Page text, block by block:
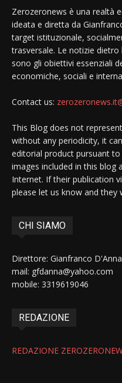
Zerozeronews è una realtà
ideata e diretta da
target istituzionale,
trasversale. Le notizie
sono gli obiettivi essenziali
economiche, sociali e
Contact us:
This Blog does not
without any periodicity, it
editorial product pursuant
images included in this blog
Internet. If their publication
please let us know and
CHI SIAMO
Direttore: Gianfranco D'Anna
mail: gfdanna@yahoo.com
mobile: 3319619046
REDAZIONE
REDAZIONE